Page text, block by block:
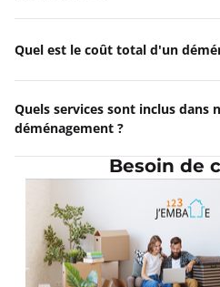
Quel est le coût total d'un
Quels services sont inclus dans
déménagement ?
Besoin de